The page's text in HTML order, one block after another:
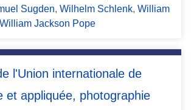
Sugden, Wilhelm Schlenk, William
William Jackson Pope
l'Union internationale de
et appliquée, photographie